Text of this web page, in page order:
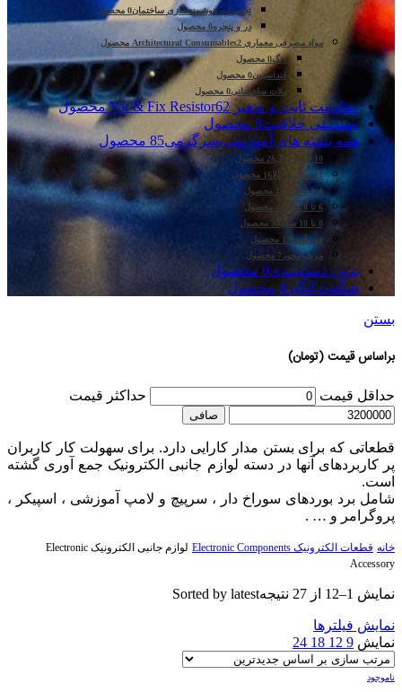
تجهیزات هوشمندسازی ساختمان0 محصول
در و پنجره0 محصول
مواد مصرفی معماری Architectural Consumables 2 محصول
رنگ0 محصول
فنداسیون0 محصول
ملات ساختمانی0 محصول
مقاومت ثابت و متغیر Var & Fix Resistor62 محصول
مهندسی خلاقیت8 محصول
همه بسته های آموزشی-سرگرمی85 محصول
10 تا 12 سال
26 محصول
12 سال به بالا
16 محصول
4 تا 6 سال
13 محصول
6 تا 8 سال
24 محصول
8 تا 10 سال
33 محصول
خود آموز 15 محصول
مربی محور 7 محصول
بدون دسته‌بندی0 محصول
شگفت انگیز 4 محصول
بستن
براساس قیمت (تومان)
حداقل قیمت حداكثر قيمت
صافی
قطعاتی که برای بستن مدار کارایی دارد. برای سهولت کار کاربران
پر کاربردهای آنها در دسته‌ لوازم جانبی الکترونیک جمع آوری گشته
است.
شامل برد بوردهای سوراخ دار ، سرپیچ و لامپ آموزشی ، اسپیکر ،
پروگرامر و … .
خانه قطعات الکترونیک Electronic Components
لوازم جانبی الکترونیک Electronic
Accessory
نمایش 1–12 از 27 نتیجه Sorted by latest
نمایش فیلترها
نمایش 9
12
18
24
ناموجود